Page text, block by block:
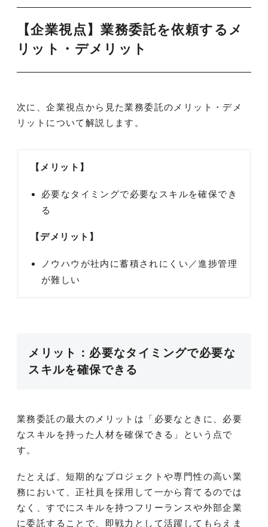
【企業視点】業務委託を依頼するメ
リット・デメリット
次に、企業視点から見た業務委託のメリット・デメ
リットについて解説します。
【メリット】
必要なタイミングで必要なスキルを確保でき
る
【デメリット】
ノウハウが社内に蓄積されにくい／進捗管理
が難しい
メリット：必要なタイミングで必要な
スキルを確保できる
業務委託の最大のメリットは「必要なときに、必要
なスキルを持った人材を確保できる」という点で
す。
たとえば、短期的なプロジェクトや専門性の高い業
務において、正社員を採用して一から育てるのでは
なく、すでにスキルを持つフリーランスや外部企業
に委託することで、即戦力として活躍してもらえま